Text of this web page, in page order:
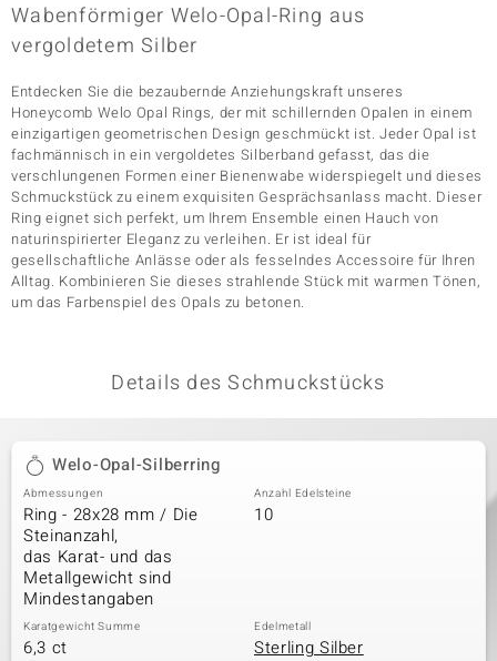
Classics
Wabenförmiger Welo-Opal-Ring aus
vergoldetem Silber
Entdecken Sie die bezaubernde Anziehungskraft unseres
Honeycomb Welo Opal Rings, der mit schillernden Opalen in einem
einzigartigen geometrischen Design geschmückt ist. Jeder Opal ist
fachmännisch in ein vergoldetes Silberband gefasst, das die
verschlungenen Formen einer Bienenwabe widerspiegelt und dieses
Schmuckstück zu einem exquisiten Gesprächsanlass macht. Dieser
Ring eignet sich perfekt, um Ihrem Ensemble einen Hauch von
naturinspirierter Eleganz zu verleihen. Er ist ideal für
gesellschaftliche Anlässe oder als fesselndes Accessoire für Ihren
Alltag. Kombinieren Sie dieses strahlende Stück mit warmen Tönen,
um das Farbenspiel des Opals zu betonen.
Details des Schmuckstücks
Welo-Opal-Silberring
Abmessungen
Ring - 28x28 mm / Die
Steinanzahl,
das Karat- und das
Metallgewicht sind
Mindestangaben
Anzahl Edelsteine
10
Karatgewicht Summe
6,3 ct
Edelmetall
Sterling Silber